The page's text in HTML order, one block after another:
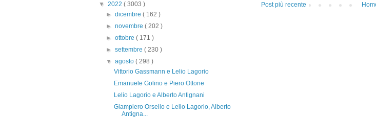
Post più recente
▼ 2022 ( 3003 )
►dicembre( 162 )
►novembre( 202 )
►ottobre( 171 )
►settembre( 230 )
▼agosto( 298 )
Vittorio Gassmann e Lelio Lagorio
Emanuele Golino e Piero Ottone
Lelio Lagorio e Alberto Antignani
Giampiero Orsello e Lelio Lagorio, Alberto
Antigna...